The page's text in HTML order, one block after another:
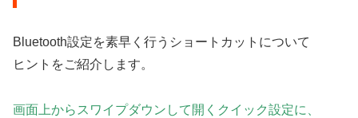
Bluetooth設定を素早く行うショートカットについて
ヒントをご紹介します。
画面上からスワイプダウンして開くクイック設定に、